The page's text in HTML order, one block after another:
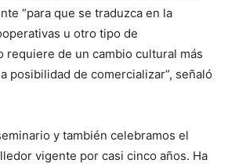
“para que se traduzca en la
u otro tipo de
requiere de un cambio cultural más
posibilidad de comercializar”, señaló
y también celebramos el
vigente por casi cinco años. Ha